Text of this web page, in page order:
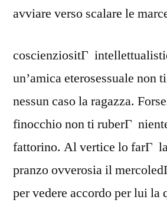
avviare verso scalare le
coscienziositГ
un’amica eterosessuale non
nessun caso la ragazza.
finocchio non ti ruberГ
fattorino. Al vertice lo farГ
pranzo ovverosia il
per vedere accordo per lui la